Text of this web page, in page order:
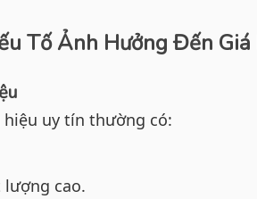
Tố Ảnh Hưởng Đến
hiệu uy tín thường có:
lượng cao.